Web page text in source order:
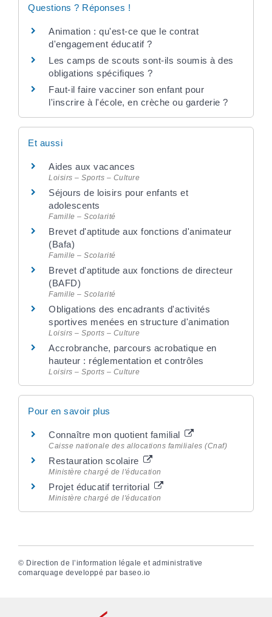
Questions ? Réponses !
Animation : qu'est-ce que le contrat
d'engagement éducatif ?
Les camps de scouts sont-ils soumis à des
obligations spécifiques ?
Faut-il faire vacciner son enfant pour
l'inscrire à l'école, en crèche ou garderie ?
Et aussi
Aides aux vacances
Loisirs – Sports – Culture
Séjours de loisirs pour enfants et
adolescents
Famille – Scolarité
Brevet d'aptitude aux fonctions d'animateur
(Bafa)
Famille – Scolarité
Brevet d'aptitude aux fonctions de directeur
(BAFD)
Famille – Scolarité
Obligations des encadrants d'activités
sportives menées en structure d'animation
Loisirs – Sports – Culture
Accrobranche, parcours acrobatique en
hauteur : réglementation et contrôles
Loisirs – Sports – Culture
Pour en savoir plus
Connaître mon quotient familial
Caisse nationale des allocations familiales (Cnaf)
Restauration scolaire
Ministère chargé de l'éducation
Projet éducatif territorial
Ministère chargé de l'éducation
© Direction de l’information légale et administrative
comarquage developpé par baseo.io